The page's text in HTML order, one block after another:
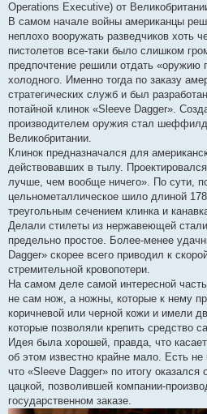
Operations Executive) от
В самом начале войны американцы
неплохо вооружать разведчиков хоть
пистолетов все-таки было слишком
предпочтение решили отдать «оружию
холодного. Именно тогда по заказу
стратегических служб и был
потайной клинок «Sleeve Dagger».
производителем оружия стал
Великобритании.
Клинок предназначался для
действовавших в тылу.
лучше, чем вообще ничего». По сути,
цельнометаллическое шило длиной
треугольным сечением клинка и
Делали стилеты из нержавеющей
предельно простое. Более-менее
Dagger» скорее всего приводил к
стремительной кровопотери.
На самом деле самой интересной
не сам нож, а ножны, которые к нему
коричневой или черной кожи и имели
которые позволяли крепить средство
Идея была хорошей, правда, что
об этом известно крайне мало. Есть не
что «Sleeve Dagger» по итогу оказался
цацкой, позволившей компании-
государственном заказе.